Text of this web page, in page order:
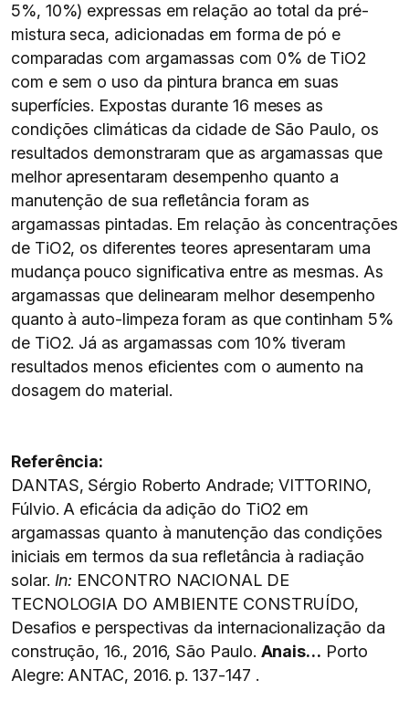
5%, 10%) expressas em relação ao total da pré-
mistura seca, adicionadas em forma de pó e
comparadas com argamassas com 0% de TiO2
com e sem o uso da pintura branca em suas
superfícies. Expostas durante 16 meses as
condições climáticas da cidade de São Paulo, os
resultados demonstraram que as argamassas que
melhor apresentaram desempenho quanto a
manutenção de sua refletância foram as
argamassas pintadas. Em relação às concentrações
de TiO2, os diferentes teores apresentaram uma
mudança pouco significativa entre as mesmas. As
argamassas que delinearam melhor desempenho
quanto à auto-limpeza foram as que continham 5%
de TiO2. Já as argamassas com 10% tiveram
resultados menos eficientes com o aumento na
dosagem do material.
Referência:
DANTAS, Sérgio Roberto Andrade; VITTORINO,
Fúlvio. A eficácia da adição do TiO2 em
argamassas quanto à manutenção das condições
iniciais em termos da sua refletância à radiação
solar. In: ENCONTRO NACIONAL DE
TECNOLOGIA DO AMBIENTE CONSTRUÍDO,
Desafios e perspectivas da internacionalização da
construção, 16., 2016, São Paulo. Anais… Porto
Alegre: ANTAC, 2016. p. 137-147 .